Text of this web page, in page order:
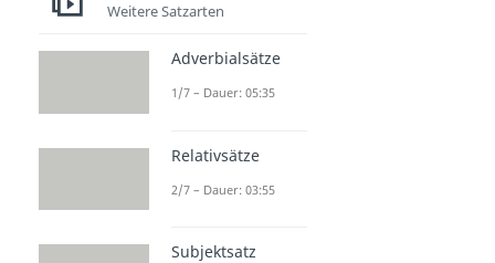
Weitere Satzarten
Adverbialsätze
1/7 – Dauer: 05:35
Relativsätze
2/7 – Dauer: 03:55
Subjektsatz